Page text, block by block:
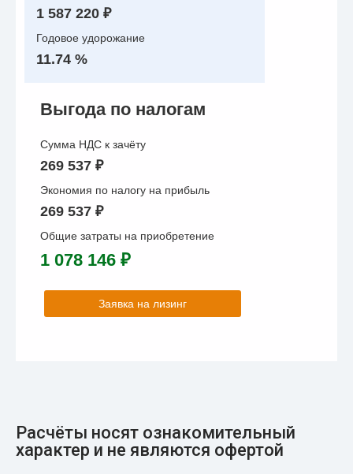
1 587 220 ₽
Годовое удорожание
11.74 %
Выгода по налогам
Сумма НДС к зачёту
269 537 ₽
Экономия по налогу на прибыль
269 537 ₽
Общие затраты на приобретение
1 078 146 ₽
Заявка на лизинг
Расчёты носят ознакомительный
характер и не являются офертой